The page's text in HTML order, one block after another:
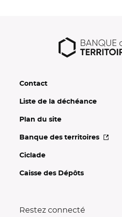
Contact
Liste de la déchéance
Plan du site
Banque des territoires
Ciclade
Caisse des Dépôts
Restez connecté